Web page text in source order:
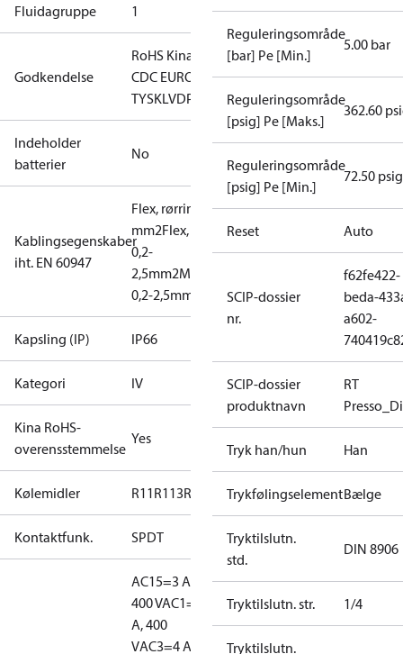
Fluidagruppe 1
Godkendelse
RoHS Kina CEEAC GL LLC
CDC EURO-
TYSKLVDPED RMRSRoHSTYSK
Indeholder
batterier
No
Kablingsegenskaber
iht. EN 60947
Flex, rørringe: 0,2-1,5
mm2Flex, ingen rørringe:
0,2-
2,5mm2Massiv/flertrådet:
0,2-2,5mm2
Kapsling (IP) IP66
Kategori IV
Kina RoHS-
overensstemmelse
Yes
Kølemidler R11R113R12 R124R134aR22R404AR407A
Kontaktfunk. SPDT
AC15=3 A,
400 VAC1=10
A, 400
VAC3=4 A,
Reguleringsområde
[bar] Pe [Min.]
5.00 bar
Reguleringsområde
[psig] Pe [Maks.]
362.60
Reguleringsområde
[psig] Pe [Min.]
72.50 psig
Reset Auto
SCIP-dossier
nr.
f62fe422-
beda-
a602-
SCIP-dossier
produktnavn
RT
Tryk han/hun Han
TrykfølingselementBælge
Tryktilslutn.
std.
DIN 8906
Tryktilslutn. str. 1/4
Tryktilslutn.